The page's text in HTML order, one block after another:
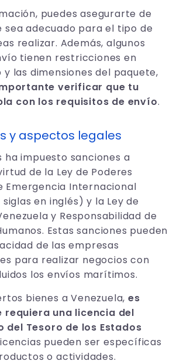
puedes asegurarte de
sea adecuado para el tipo de
realizar. Además, algunos
tienen restricciones en
las dimensiones del paquete,
verificar que tu
con los requisitos de envío.
y aspectos legales
ha impuesto sanciones a
de la Ley de Poderes
Emergencia Internacional
siglas en inglés) y la Ley de
y Responsabilidad de
Estas sanciones pueden
de las empresas
para realizar negocios con
los envíos marítimos.
bienes a Venezuela, es
requiera una licencia del
del Tesoro de los Estados
pueden ser específicas
o actividades.